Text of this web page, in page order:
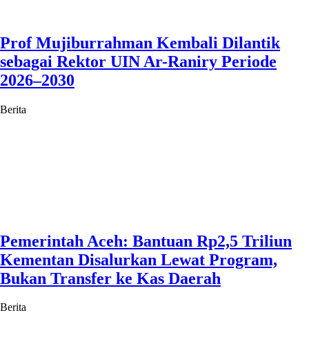
Prof Mujiburrahman Kembali Dilantik
sebagai Rektor UIN Ar-Raniry Periode
2026–2030
Berita
Pemerintah Aceh: Bantuan Rp2,5 Triliun
Kementan Disalurkan Lewat Program,
Bukan Transfer ke Kas Daerah
Berita